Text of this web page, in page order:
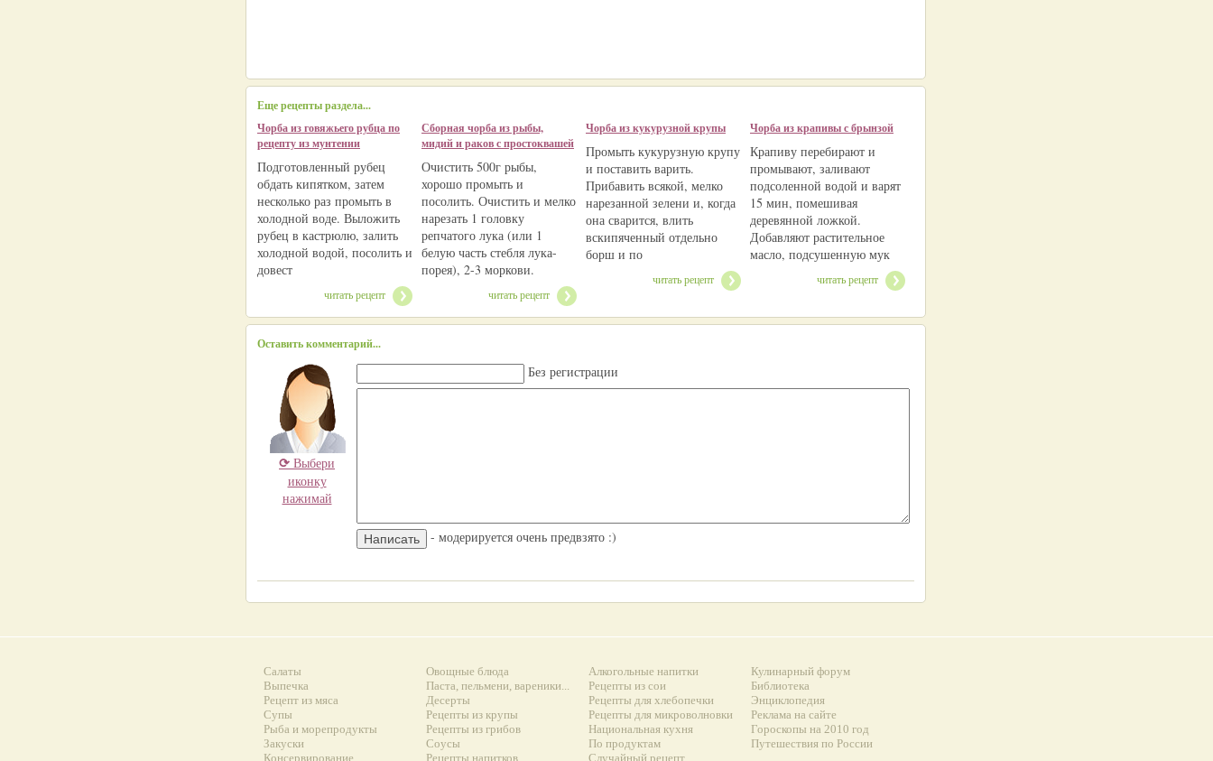
Еще рецепты раздела...
Чорба из говяжьего рубца по
рецепту из мунтении
Подготовленный рубец
обдать кипятком, затем
несколько раз промыть в
холодной воде. Выложить
рубец в кастрюлю, залить
холодной водой, посолить и
довест
читать рецепт
Сборная чорба из рыбы,
мидий и раков с простоквашей
Очистить 500г рыбы,
хорошо промыть и
посолить. Очистить и мелко
нарезать 1 головку
репчатого лука (или 1
белую часть стебля лука-
порея), 2-3 моркови.
читать рецепт
Чорба из кукурузной крупы
Промыть кукурузную крупу
и поставить варить.
Прибавить всякой, мелко
нарезанной зелени и, когда
она сварится, влить
вскипяченный отдельно
борш и по
читать рецепт
Чорба из крапивы с брынзой
Крапиву перебирают и
промывают, заливают
подсоленной водой и варят
15 мин, помешивая
деревянной ложкой.
Добавляют растительное
масло, подсушенную мук
читать рецепт
Оставить комментарий...
⟳ Выбери
иконку
нажимай
Без регистрации
- модерируется очень предвзято :)
Салаты
Выпечка
Рецепт из мяса
Супы
Рыба и морепродукты
Закуски
Консервирование
Овощные блюда
Паста, пельмени, вареники...
Десерты
Рецепты из крупы
Рецепты из грибов
Соусы
Рецепты напитков
Алкогольные напитки
Рецепты из сои
Рецепты для хлебопечки
Рецепты для микроволновки
Национальная кухня
По продуктам
Случайный рецепт
Кулинарный форум
Библиотека
Энциклопедия
Реклама на сайте
Гороскопы на 2010 год
Путешествия по России